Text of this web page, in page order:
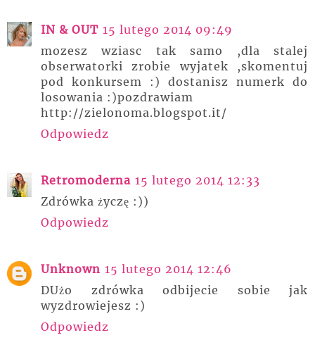
IN & OUT 15 lutego 2014 09:49
mozesz wziasc tak samo ,dla stalej
obserwatorki zrobie wyjatek ,skomentuj
pod konkursem :) dostanisz numerk do
losowania :)pozdrawiam
http://zielonoma.blogspot.it/
Odpowiedz
Retromoderna 15 lutego 2014 12:33
Zdrówka życzę :))
Odpowiedz
Unknown 15 lutego 2014 12:46
DUżo zdrówka odbijecie sobie jak
wyzdrowiejesz :)
Odpowiedz